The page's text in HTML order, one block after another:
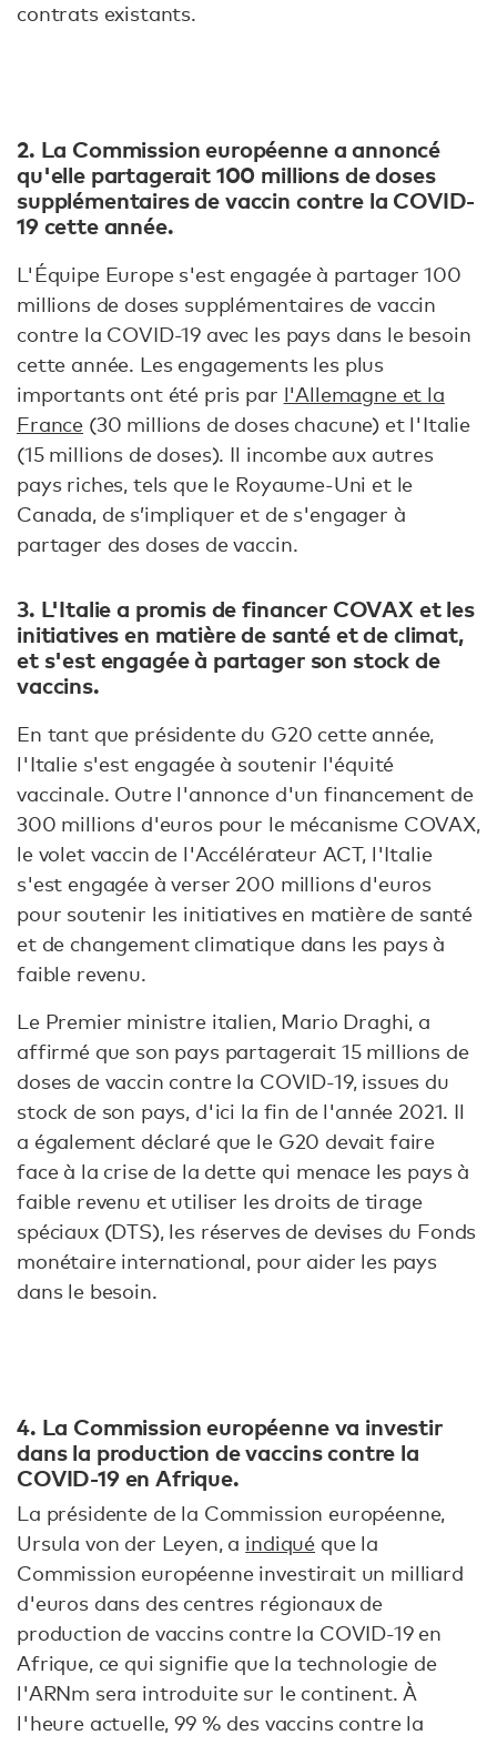
contrats existants.
2. La Commission européenne a annoncé
qu'elle partagerait 100 millions de doses
supplémentaires de vaccin contre la COVID-
19 cette année.
L'Équipe Europe s'est engagée à partager 100
millions de doses supplémentaires de vaccin
contre la COVID-19 avec les pays dans le besoin
cette année. Les engagements les plus
importants ont été pris par l'Allemagne et la
France (30 millions de doses chacune) et l'Italie
(15 millions de doses). Il incombe aux autres
pays riches, tels que le Royaume-Uni et le
Canada, de s’impliquer et de s'engager à
partager des doses de vaccin.
3. L'Italie a promis de financer COVAX et les
initiatives en matière de santé et de climat,
et s'est engagée à partager son stock de
vaccins.
En tant que présidente du G20 cette année,
l'Italie s'est engagée à soutenir l'équité
vaccinale. Outre l'annonce d'un financement de
300 millions d'euros pour le mécanisme COVAX,
le volet vaccin de l'Accélérateur ACT, l'Italie
s'est engagée à verser 200 millions d'euros
pour soutenir les initiatives en matière de santé
et de changement climatique dans les pays à
faible revenu.
Le Premier ministre italien, Mario Draghi, a
affirmé que son pays partagerait 15 millions de
doses de vaccin contre la COVID-19, issues du
stock de son pays, d'ici la fin de l'année 2021. Il
a également déclaré que le G20 devait faire
face à la crise de la dette qui menace les pays à
faible revenu et utiliser les droits de tirage
spéciaux (DTS), les réserves de devises du Fonds
monétaire international, pour aider les pays
dans le besoin.
4. La Commission européenne va investir
dans la production de vaccins contre la
COVID-19 en Afrique.
La présidente de la Commission européenne,
Ursula von der Leyen, a indiqué que la
Commission européenne investirait un milliard
d'euros dans des centres régionaux de
production de vaccins contre la COVID-19 en
Afrique, ce qui signifie que la technologie de
l'ARNm sera introduite sur le continent. À
l'heure actuelle, 99 % des vaccins contre la